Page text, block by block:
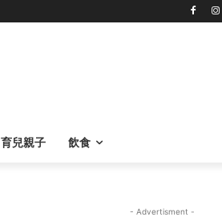
育兒親子 飲食
- Advertisment -